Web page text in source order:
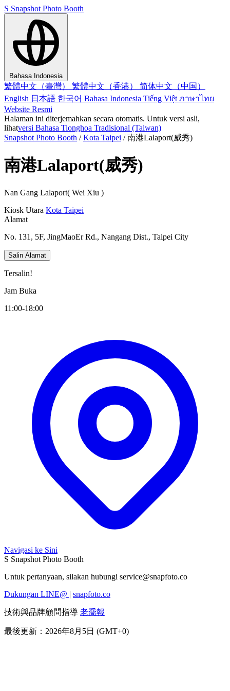
S Snapshot Photo Booth
Bahasa Indonesia
繁體中文（臺灣） 繁體中文（香港） 简体中文（中国）
English 日本語 한국어 Bahasa Indonesia Tiếng Việt ภาษาไทย
Website Resmi
Halaman ini diterjemahkan secara otomatis. Untuk versi asli,
lihatversi Bahasa Tionghoa Tradisional (Taiwan)
Snapshot Photo Booth / Kota Taipei / 南港Lalaport(威秀)
南港Lalaport(威秀)
Nan Gang Lalaport( Wei Xiu )
Kiosk Utara Kota Taipei
Alamat
No. 131, 5F, JingMaoEr Rd., Nangang Dist., Taipei City
Salin Alamat
Tersalin!
Jam Buka
11:00-18:00
Navigasi ke Sini
S Snapshot Photo Booth
Untuk pertanyaan, silakan hubungi service@snapfoto.co
Dukungan LINE@ | snapfoto.co
技術與品牌顧問指導 老喬報
最後更新：2026年8月5日 (GMT+0)